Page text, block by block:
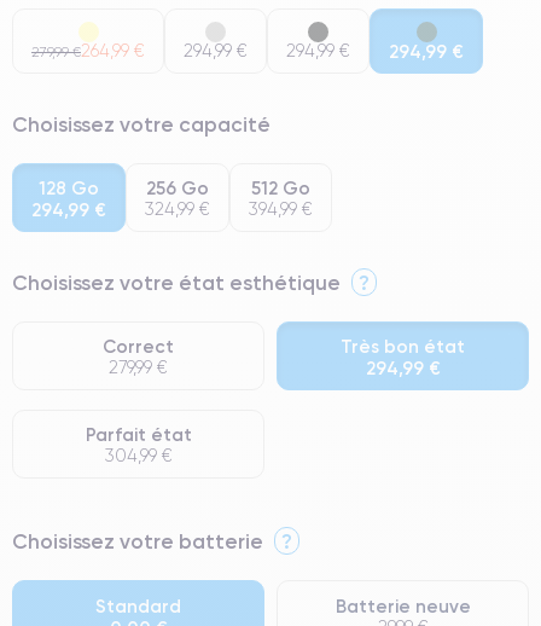
279,99 €264,99 € 294,99 € 294,99 € 294,99 €
Choisissez votre capacité
128 Go
294,99 €
256 Go
324,99 €
512 Go
394,99 €
Choisissez votre état esthétique ?
Correct
279,99 €
Très bon état
294,99 €
Parfait état
304,99 €
⭐ Premium
● Batterie : usage intensif.
Choisissez votre batterie ?
Standard
Batterie neuve